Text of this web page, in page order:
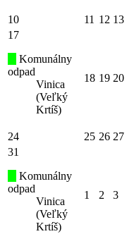
10 11 12 13
17
Komunálny
odpad
Vinica
(Veľký
Krtíš)
18 19 20
24 25 26 27
31
Komunálny
odpad
Vinica
(Veľký
Krtíš)
1 2 3